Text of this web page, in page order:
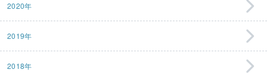
2020年
2019年
2018年